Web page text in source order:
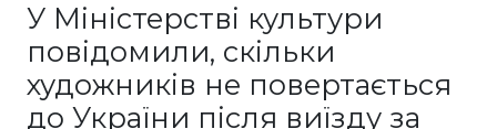
У Міністерстві культури
повідомили, скільки
художників не повертається
до України після виїзду за